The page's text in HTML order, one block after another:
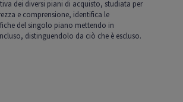
dei diversi piani di acquisto, studiata per
e comprensione, identifica le
del singolo piano mettendo in
distinguendolo da ciò che è escluso.